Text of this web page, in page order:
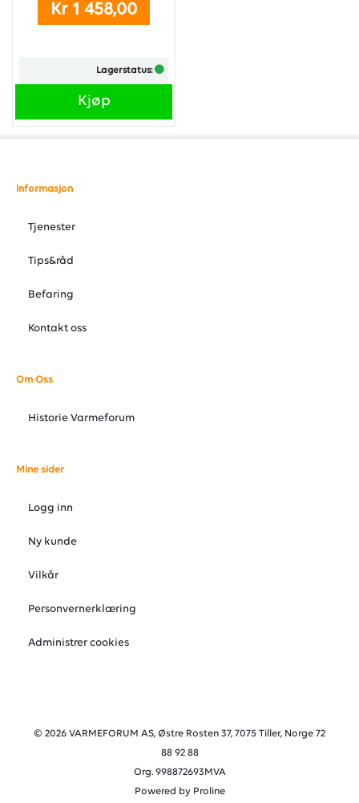
Kr 1 458,00
Lagerstatus:
Kjøp
Informasjon
Tjenester
Tips&råd
Befaring
Kontakt oss
Om Oss
Historie Varmeforum
Mine sider
Logg inn
Ny kunde
Vilkår
Personvernerklæring
Administrer cookies
© 2026 VARMEFORUM AS, Østre Rosten 37, 7075 Tiller, Norge 72
88 92 88
Org. 998872693MVA
Powered by Proline